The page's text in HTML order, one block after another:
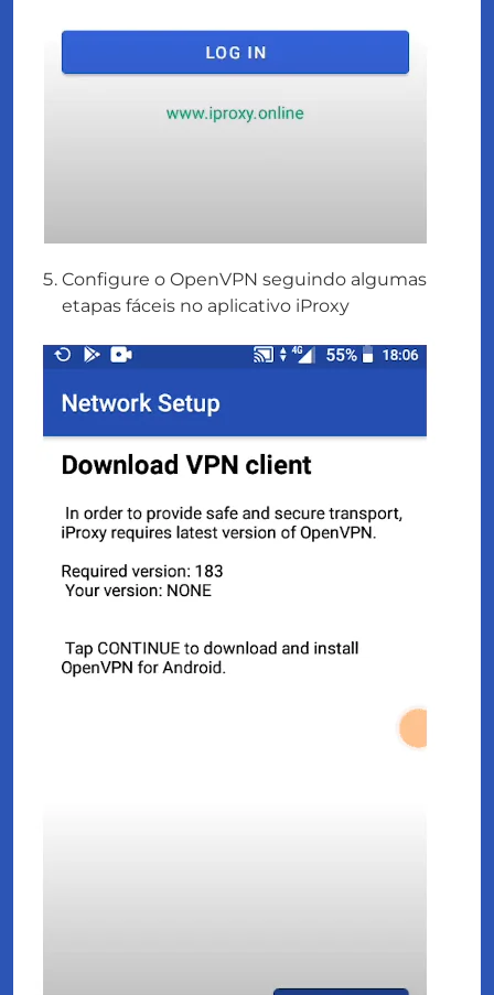
Configure o OpenVPN seguindo algumas
etapas fáceis no aplicativo iProxy